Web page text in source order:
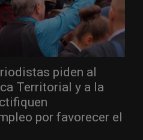
piden al
Territorial y a la
por favorecer el